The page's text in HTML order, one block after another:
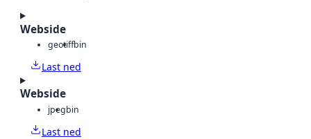
Webside
geotiffbin
Last ned
Webside
jpegbin
Last ned